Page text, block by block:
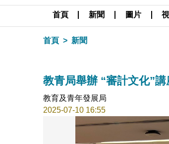
首頁 新聞 圖片
首頁 新聞
教青局舉辦 “審計文化”講
教育及青年發展局
2025-07-10 16:55